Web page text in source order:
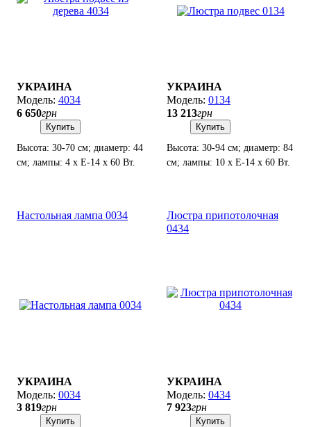
УКРАИНА
4034
6 650грн
Купить
Высота: 30-70 см; диаметр: 44
см; лампы: 4 х Е-14 х 60 Вт.
УКРАИНА
0134
13 213грн
Купить
Высота: 30-94 см; диаметр: 84
см; лампы: 10 х Е-14 х 60 Вт.
Настольная лампа 0034
УКРАИНА
0034
3 819грн
Купить
Люстра припотолочная
0434
УКРАИНА
0434
7 923грн
Купить